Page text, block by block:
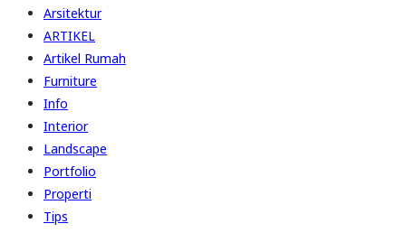
Arsitektur
ARTIKEL
Artikel Rumah
Furniture
Info
Interior
Landscape
Portfolio
Properti
Tips